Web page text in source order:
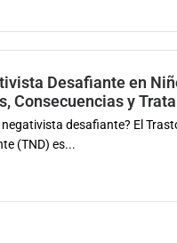
Desafiante en
Consecuencias y
desafiante? El
(TND) es...